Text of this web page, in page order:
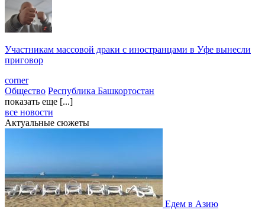
Участникам массовой драки с иностранцами в Уфе вынесли
приговор
corner
Общество Республика Башкортостан
показать еще [...]
все новости
Актуальные сюжеты
Едем в Азию